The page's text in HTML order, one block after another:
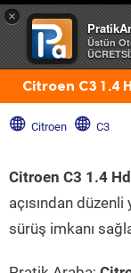
×
Üstün
Citroen C3 1.4
Citroen C3
Citroen C3 1.4
açısından düzenli
sürüş imkanı